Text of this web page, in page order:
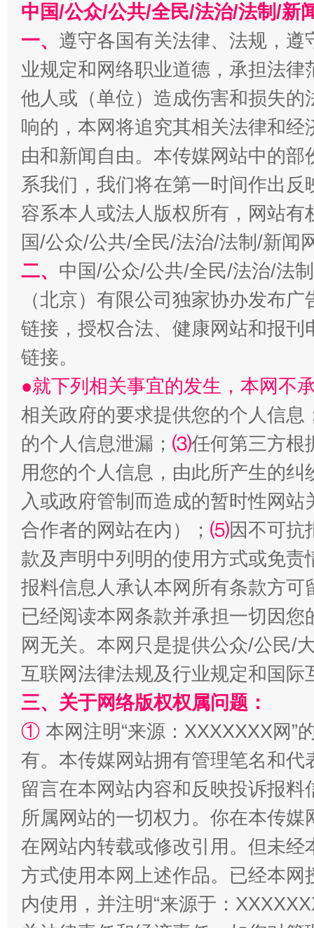
千年窑火 生生不息 一
揭开“小金库”的免责幌子
受贿1.44亿！段成刚被判无期 从幼
全民健身五年计划来了！等你上场
中国/公众/公共/全民/法治/法制/新
一、 遵守各国有关法律、法规，
业规定和网络职业道德，承担法
他人或（单位）造成伤害和损失
响的，本网将追究其相关法律和
由和新闻自由。本传媒网站中的
系我们，我们将在第一时间作出
容系本人或法人版权所有，网站
国/公众/公共/全民/法治/法制/新闻
二、 中国/公众/公共/全民/法治/法
（北京）有限公司独家协办发布
链接，授权合法、健康网站和报
链接。
●就下列相关事宜的发生，本网不
相关政府的要求提供您的个人信息
的个人信息泄漏； ⑶任何第三方根
用您的个人信息，由此所产生的纠
入或政府管制而造成的暂时性网
合作者的网站在内）； ⑸因不可抗
款及声明中列明的使用方式或免责
报料信息人承认本网所有条款方
已经阅读本网条款并承担一切因
网无关。本网只是提供公众/公民/
互联网法律法规及行业规定和国
三、关于网络版权权属问题：
① 本网注明“来源：XXXXXXX网”
有。本传媒网站拥有管理笔名和
留言在本网站内容和反映投诉报
所属网站的一切权力。你在本传
在网站内转载或修改引用。但未
方式使用本网上述作品。已经本
内使用，并注明“来源于：